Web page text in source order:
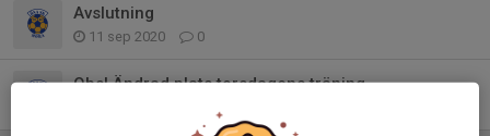
Avslutning
11 sep 2020 0
Obs! Ändrad plats torsdagens träning